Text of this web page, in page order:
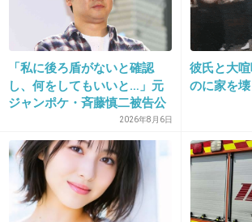
買ったそこそこ良い値段のネックレスを
選ぶのを手伝いながら私は「私の二十歳
プレゼントしてくれるんだろー」とウキ
の、いざ私が二十歳の誕生日を迎えると
れず…催促なんて出来ないまま一年経ち
自分だって何か貰えるはずと思ったのが
「私に後ろ盾がないと確認
し、何をしてもいいと…」元
ジャンポケ・斉藤慎二被告公
2026年8月6日
彼氏と大
のに家を